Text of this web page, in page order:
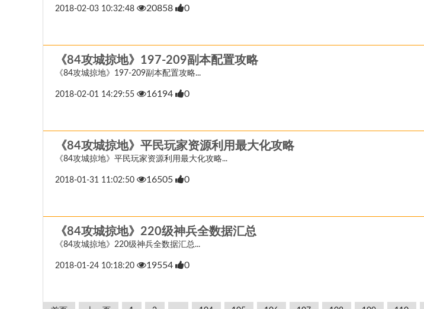
2018-02-03 10:32:48 20858 0
《84攻城掠地》197-209副本配置攻略
《84攻城掠地》197-209副本配置攻略...
2018-02-01 14:29:55 16194 0
《84攻城掠地》平民玩家资源利用最大化攻略
《84攻城掠地》平民玩家资源利用最大化攻略...
2018-01-31 11:02:50 16505 0
《84攻城掠地》220级神兵全数据汇总
《84攻城掠地》220级神兵全数据汇总...
2018-01-24 10:18:20 19554 0